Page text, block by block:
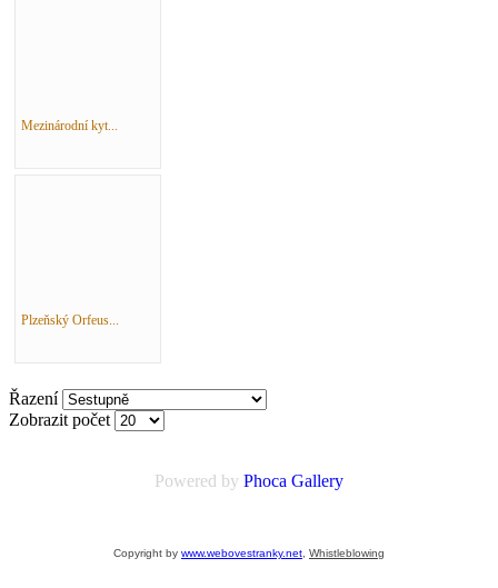
Mezinárodní kyt...
Plzeňský Orfeus...
Řazení
Zobrazit počet
Powered by Phoca Gallery
Copyright by www.webovestranky.net Whistleblowing